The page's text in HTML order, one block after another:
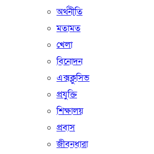
অর্থনীতি
মতামত
খেলা
বিনোদন
এক্সক্লুসিভ
প্রযুক্তি
শিক্ষালয়
প্রবাস
জীবনধারা